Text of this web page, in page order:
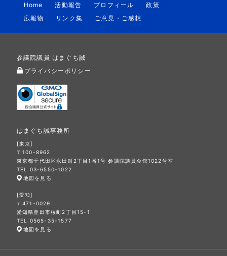
Home 活動報告 プロフィール
政策
広報物
リンク集 ご意見・ご感想
参議院議員 はまぐち誠
プライバシーポリシー
はまぐち誠事務所
[東京]
〒100-8962
東京都千代田区永田町2丁目1番1号 参議院議員会館1022号室
TEL 03-6550-1022
地図を見る
[愛知]
〒471-0029
愛知県豊田市桜町2丁目15-1
TEL 0565-35-1577
地図を見る